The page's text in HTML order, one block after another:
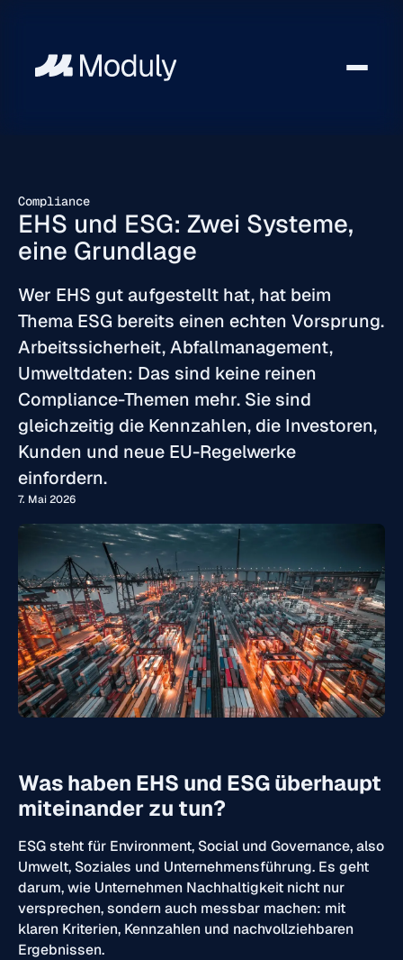
Compliance
EHS und ESG: Zwei Systeme,
eine Grundlage
Wer EHS gut aufgestellt hat, hat beim
Thema ESG bereits einen echten Vorsprung.
Arbeitssicherheit, Abfallmanagement,
Umweltdaten: Das sind keine reinen
Compliance-Themen mehr. Sie sind
gleichzeitig die Kennzahlen, die Investoren,
Kunden und neue EU-Regelwerke
einfordern.
7. Mai 2026
Was haben EHS und ESG überhaupt
miteinander zu tun?
ESG steht für Environment, Social und Governance, also
Umwelt, Soziales und Unternehmensführung. Es geht
darum, wie Unternehmen Nachhaltigkeit nicht nur
versprechen, sondern auch messbar machen: mit
klaren Kriterien, Kennzahlen und nachvollziehbaren
Ergebnissen.